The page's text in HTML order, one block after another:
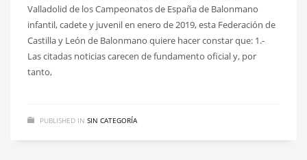
Valladolid de los Campeonatos de España de Balonmano
infantil, cadete y juvenil en enero de 2019, esta Federación de
Castilla y León de Balonmano quiere hacer constar que: 1.-
Las citadas noticias carecen de fundamento oficial y, por
tanto,
PUBLISHED IN SIN CATEGORÍA